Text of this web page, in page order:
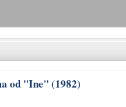
od "Ine" (1982)